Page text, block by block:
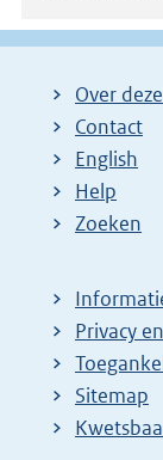
Over
Contact
English
Help
Zoeken
Privacy
Sitemap
E